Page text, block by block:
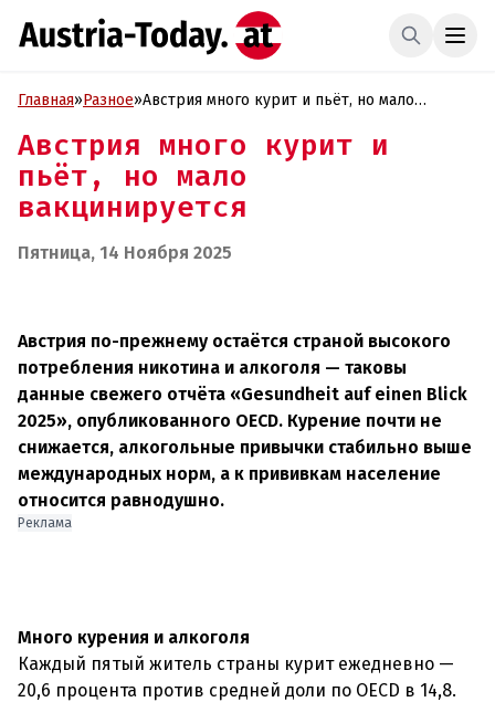
Главная»Разное»Австрия много курит и пьёт, но мало
Австрия много курит и
пьёт, но мало
вакцинируется
Пятница, 14 Ноября 2025
Австрия по-прежнему остаётся страной высокого
потребления никотина и алкоголя — таковы
данные свежего отчёта «Gesundheit auf einen Blick
2025», опубликованного OECD. Курение почти не
снижается, алкогольные привычки стабильно выше
международных норм, а к прививкам население
относится равнодушно.
Реклама
Много курения и алкоголя
Каждый пятый житель страны курит ежедневно —
20,6 процента против средней доли по OECD в 14,8.